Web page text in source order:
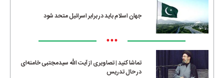
جهان اسلام باید در برابر اسرائیل متحد شود
•••
تماشا کنید | تصاویری از آیت الله سیدمجتبی خامنه‌ای
در حال تدریس